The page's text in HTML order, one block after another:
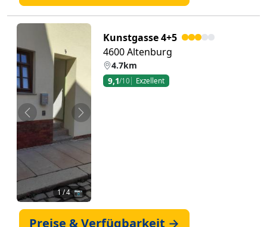
Zurück Weiter
1/ 4 📷
Kunstgasse 4+5
4600 Altenburg
4.7km
9,1/10 Exzellent
Preise & Verfügbarkeit →